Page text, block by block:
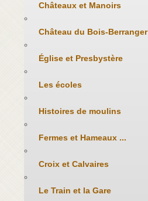
Châteaux et Manoirs
Château du Bois-Berranger
Église et Presbystère
Les écoles
Histoires de moulins
Fermes et Hameaux ...
Croix et Calvaires
Le Train et la Gare